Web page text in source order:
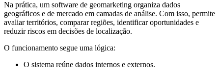
Na prática, um software de geomarketing organiza dados
geográficos e de mercado em camadas de análise. Com isso, permite
avaliar territórios, comparar regiões, identificar oportunidades e
reduzir riscos em decisões de localização.
O funcionamento segue uma lógica:
O sistema reúne dados internos e externos.